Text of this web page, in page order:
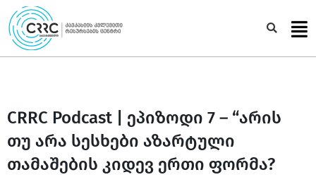
Skip
to
content
CRRC Podcast | ეპიზოდი 7 – “არის
თუ არა სესხები აზარტული
თამაშების კიდევ ერთი ფორმა?